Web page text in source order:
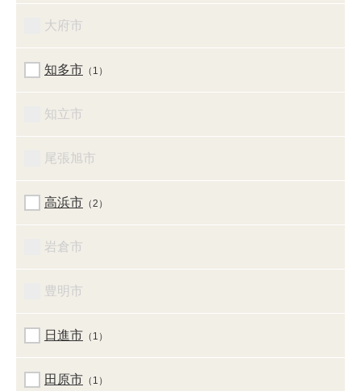
大府市
知多市 （1）
知立市
尾張旭市
高浜市 （2）
岩倉市
豊明市
日進市 （1）
田原市 （1）